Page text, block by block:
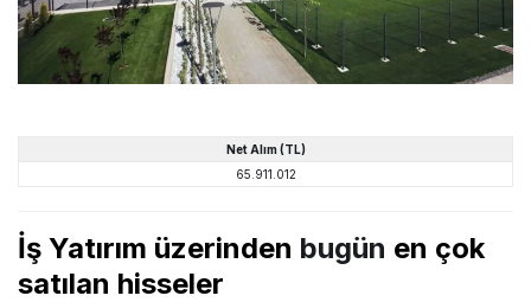
Net Alım(TL)
65.911.012
İş Yatırım üzerinden bugün en çok
satılan hisseler